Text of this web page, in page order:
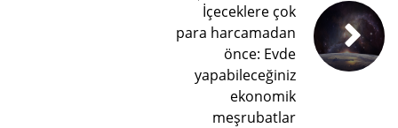
İçeceklere çok
para harcamadan
önce: Evde
yapabileceğiniz
ekonomik
meşrubatlar